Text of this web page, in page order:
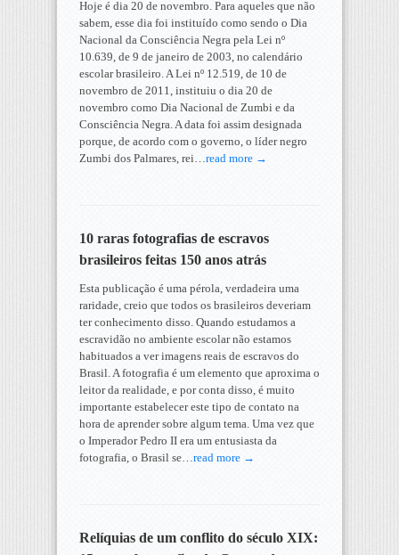
Hoje é dia 20 de novembro. Para aqueles que não
sabem, esse dia foi instituído como sendo o Dia
Nacional da Consciência Negra pela Lei nº
10.639, de 9 de janeiro de 2003, no calendário
escolar brasileiro. A Lei nº 12.519, de 10 de
novembro de 2011, instituiu o dia 20 de
novembro como Dia Nacional de Zumbi e da
Consciência Negra. A data foi assim designada
porque, de acordo com o governo, o líder negro
Zumbi dos Palmares, rei…read more →
10 raras fotografias de escravos
brasileiros feitas 150 anos atrás
Esta publicação é uma pérola, verdadeira uma
raridade, creio que todos os brasileiros deveriam
ter conhecimento disso. Quando estudamos a
escravidão no ambiente escolar não estamos
habituados a ver imagens reais de escravos do
Brasil. A fotografia é um elemento que aproxima o
leitor da realidade, e por conta disso, é muito
importante estabelecer este tipo de contato na
hora de aprender sobre algum tema. Uma vez que
o Imperador Pedro II era um entusiasta da
fotografia, o Brasil se…read more →
Relíquias de um conflito do século XIX: